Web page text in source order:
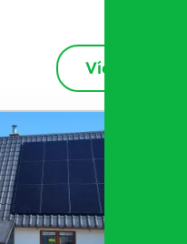
Více